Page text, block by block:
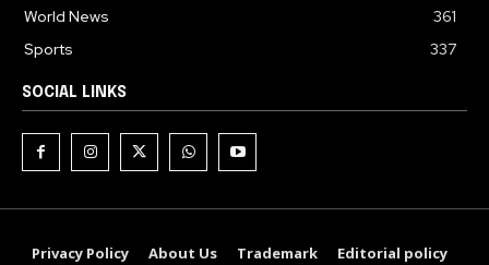
World News
361
Sports
337
SOCIAL LINKS
Privacy Policy About Us Trademark Editorial policy